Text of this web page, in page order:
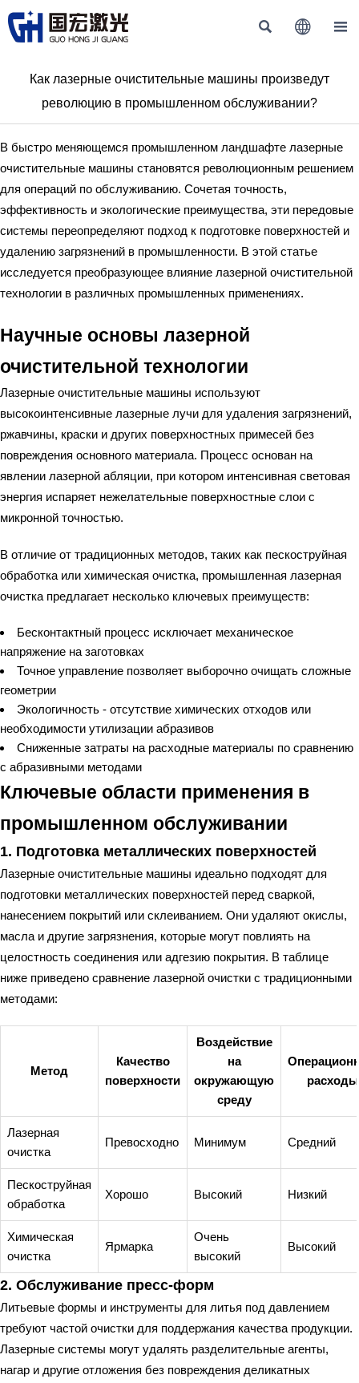
  
Как лазерные очистительные машины произведут
революцию в промышленном обслуживании?
В быстро меняющемся промышленном ландшафте лазерные
очистительные машины становятся революционным решением
для операций по обслуживанию. Сочетая точность,
эффективность и экологические преимущества, эти передовые
системы переопределяют подход к подготовке поверхностей и
удалению загрязнений в промышленности. В этой статье
исследуется преобразующее влияние лазерной очистительной
технологии в различных промышленных применениях.
Научные основы лазерной
очистительной технологии
Лазерные очистительные машины используют
высокоинтенсивные лазерные лучи для удаления загрязнений,
ржавчины, краски и других поверхностных примесей без
повреждения основного материала. Процесс основан на
явлении лазерной абляции, при котором интенсивная световая
энергия испаряет нежелательные поверхностные слои с
микронной точностью.
В отличие от традиционных методов, таких как пескоструйная
обработка или химическая очистка, промышленная лазерная
очистка предлагает несколько ключевых преимуществ:
Бесконтактный процесс исключает механическое
напряжение на заготовках
Точное управление позволяет выборочно очищать сложные
геометрии
Экологичность - отсутствие химических отходов или
необходимости утилизации абразивов
Сниженные затраты на расходные материалы по сравнению
с абразивными методами
Ключевые области применения в
промышленном обслуживании
1. Подготовка металлических поверхностей
Лазерные очистительные машины идеально подходят для
подготовки металлических поверхностей перед сваркой,
нанесением покрытий или склеиванием. Они удаляют окислы,
масла и другие загрязнения, которые могут повлиять на
целостность соединения или адгезию покрытия. В таблице
ниже приведено сравнение лазерной очистки с традиционными
методами:
Метод
Качество
поверхности
Воздействие
на
окружающую
среду
расходы
Лазерная
очистка
Превосходно Минимум Средний
Пескоструйная
обработка
Хорошо Высокий Низкий
Химическая
очистка
Ярмарка
Очень
высокий
Высокий
2. Обслуживание пресс-форм
Литьевые формы и инструменты для литья под давлением
требуют частой очистки для поддержания качества продукции.
Лазерные системы могут удалять разделительные агенты,
нагар и другие отложения без повреждения деликатных